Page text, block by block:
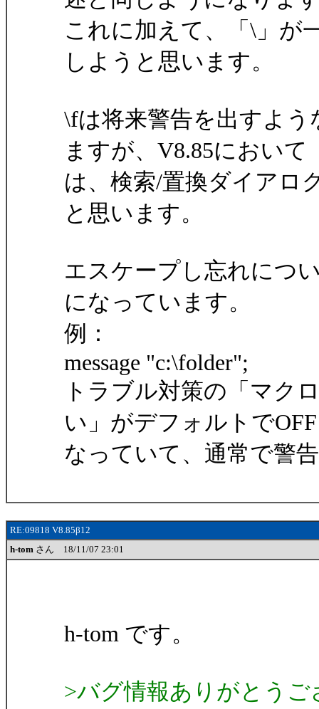
これに加えて、「\」が
しようと思います。
\fは将来警告を出すよ
ますが、V8.85において
は、検索/置換ダイアロ
と思います。
エスケープし忘れにつ
になっています。
例：
message "c:\folder";
トラブル対策の「マク
い」がデフォルトで
なっていて、通常で警
RE:09818 V8.85β12
h-tom さん 18/11/07 23:01
h-tom です。
>バグ情報ありがとうご